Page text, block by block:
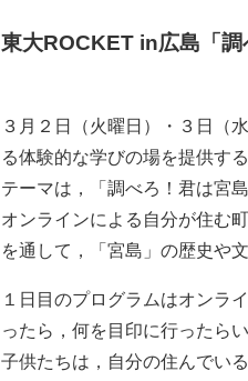
東大ROCKET in広島「調
３月２日（火曜日）・３日（
る体験的な学びの場を提供す
テーマは，「調べろ！君は宮
オンラインによる自分が住む
を通して，「宮島」の歴史や
１日目のプログラムはオンラ
ったら，何を目印に行ったら
子供たちは，自分の住んでい